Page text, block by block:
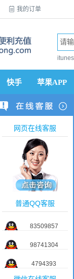
 我的订单
快手 苹果APP
网页在线客服
普通QQ客服
83509857
98741304
4794393